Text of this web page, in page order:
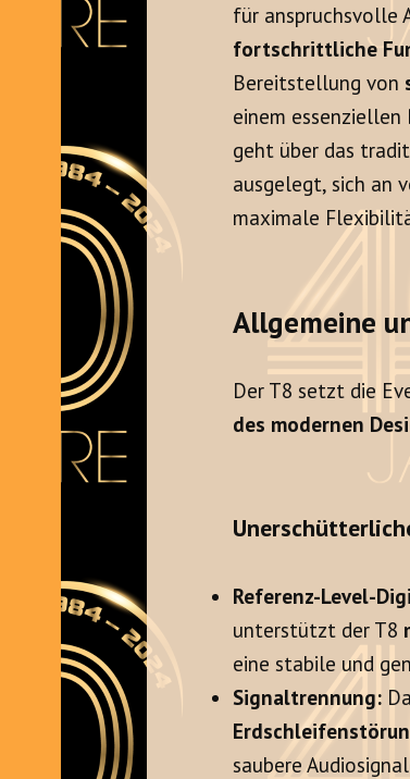
für anspruchsvolle
fortschrittliche
Bereitstellung von
einem
geht über das
ausgelegt, sich an
maximale
Allgemeine
Der T8 setzt die
des modernen
Referenz-Level-
unterstützt der T8
eine stabile und
Signaltrennung:
saubere